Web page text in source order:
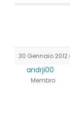
30 Gennaio
andrji00
Membro